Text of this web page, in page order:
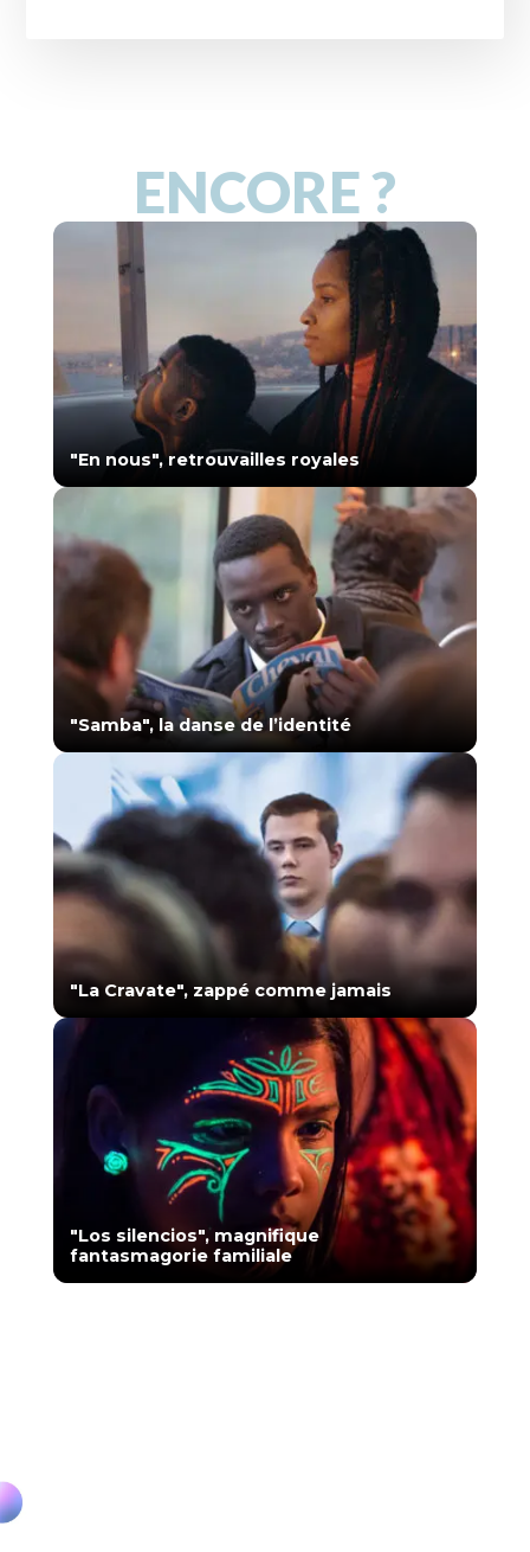
ENCORE ?
"En nous", retrouvailles royales
"Samba", la danse de l’identité
"La Cravate", zappé comme jamais
"Los silencios", magnifique
fantasmagorie familiale